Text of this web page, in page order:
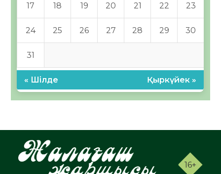
17 18 19 20 21 22 23
24 25 26 27 28 29 30
31
« Шілде Қыркүйек »
16+